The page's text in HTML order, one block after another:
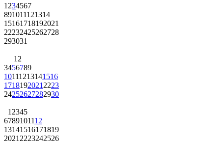
1 234567
891011121314
15161718192021
22232425262728
293031
1 2
3456789
10111213141516
1718192021 2223
24252627282930
1 2345
6789101112
13141516171819
2021 2223242526